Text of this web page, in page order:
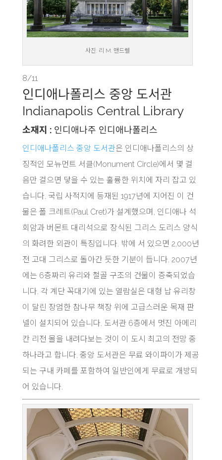
사진: 리 M. 맨드렐
8/11
인디애나폴리스 중앙 도서관
Indianapolis Central Library
소재지 : 인디애나주 인디애나폴리스
인디애나폴리스 중앙 도서관은 인디애나폴리스의 상
징적인 모뉴먼트 서클(Monument Circle)에서 몇 걸
음만 걸으면 닿을 수 있는 훌륭한 위치에 자리 잡고 있
습니다. 국립 사적지에 등재된 1917년에 지어진 이 건
물은 폴 크레트(Paul Cret)가 설계했으며, 인디애나 석
회암과 버몬트 대리석으로 장식된 그리스 도리스 양식
의 화려한 외관이 특징입니다. 밖에 서 있으면 2,000년
전 고대 그리스로 돌아간 듯한 기분이 듭니다. 2007년
에는 6층짜리 유리와 철골 구조의 건물이 증축되었습
니다. 각 계단 꼭대기에 있는 열람실은 대형 납 유리창
이 달린 장엄한 참나무 책장 위에 고급스러운 목재 판
넬이 설치되어 있습니다. 도서관 6층에서 멋진 아메리
칸 리전 몰을 내려다보는 것이 이 도시 최고의 전망 중
하나라고 합니다. 중앙 도서관은 무료 와이파이가 제공
되는 구내 카페를 포함하여 일반인에게 무료로 개방되
어 있습니다.